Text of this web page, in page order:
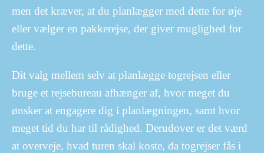
men det kræver, at du planlægger med dette for øje
eller vælger en pakkerejse, der giver muglighed for
dette.
Dit valg mellem selv at planlægge togrejsen eller
bruge et rejsebureau afhænger af, hvor meget du
ønsker at engagere dig i planlægningen, samt hvor
meget tid du har til rådighed. Derudover er det værd
at overveje, hvad turen skal koste, da togrejser fås i